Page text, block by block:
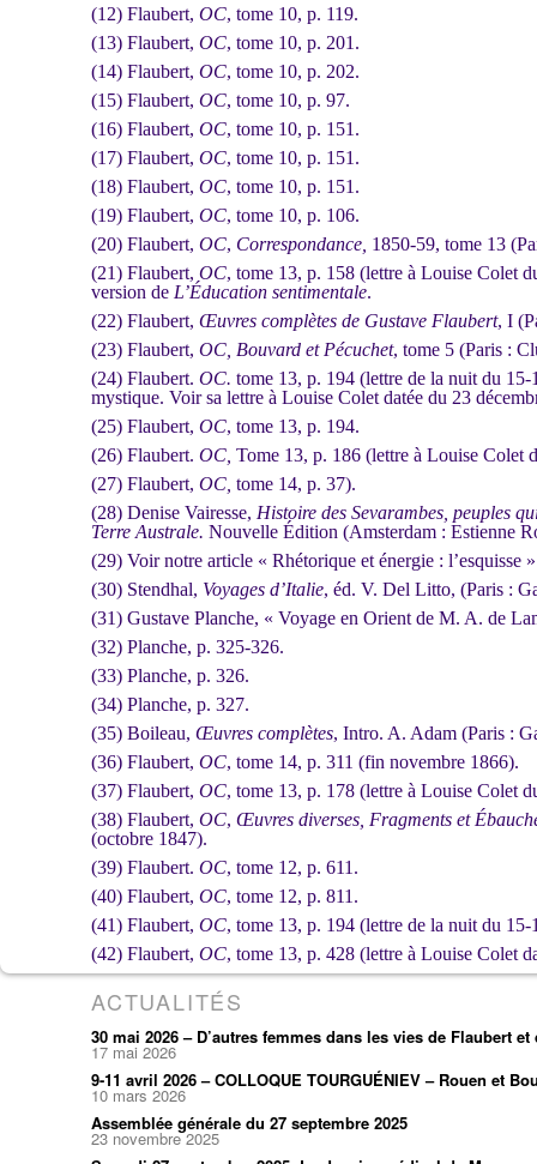
(12) Flaubert, OC, tome 10, p. 119.
(13) Flaubert, OC, tome 10, p. 201.
(14) Flaubert, OC, tome 10, p. 202.
(15) Flaubert, OC, tome 10, p. 97.
(16) Flaubert, OC, tome 10, p. 151.
(17) Flaubert, OC, tome 10, p. 151.
(18) Flaubert, OC, tome 10, p. 151.
(19) Flaubert, OC, tome 10, p. 106.
(20) Flaubert, OC, Correspondance, 1850-59, tome 13
(21) Flaubert, OC, tome 13, p. 158 (lettre à Louise Colet
version de L’Éducation sentimentale.
(22) Flaubert, Œuvres complètes de Gustave Flaubert, I
(23) Flaubert, OC, Bouvard et Pécuchet, tome 5 (Paris :
(24) Flaubert. OC. tome 13, p. 194 (lettre de la nuit du 15-
mystique. Voir sa lettre à Louise Colet datée du 23
(25) Flaubert, OC, tome 13, p. 194.
(26) Flaubert. OC, Tome 13, p. 186 (lettre à Louise Colet
(27) Flaubert, OC, tome 14, p. 37).
(28) Denise Vairesse, Histoire des Sevarambes, peuples
Terre Australe. Nouvelle Édition (Amsterdam : Estienne
(29) Voir notre article « Rhétorique et énergie : l’esquisse
(30) Stendhal, Voyages d’Italie, éd. V. Del Litto, (Paris :
(31) Gustave Planche, « Voyage en Orient de M. A. de
(32) Planche, p. 325-326.
(33) Planche, p. 326.
(34) Planche, p. 327.
(35) Boileau, Œuvres complètes, Intro. A. Adam (Paris :
(36) Flaubert, OC, tome 14, p. 311 (fin novembre 1866).
(37) Flaubert, OC, tome 13, p. 178 (lettre à Louise Colet
(38) Flaubert, OC, Œuvres diverses, Fragments et
(octobre 1847).
(39) Flaubert. OC, tome 12, p. 611.
(40) Flaubert, OC, tome 12, p. 811.
(41) Flaubert, OC, tome 13, p. 194 (lettre de la nuit du
(42) Flaubert, OC, tome 13, p. 428 (lettre à Louise Colet
ACTUALITÉS
30 mai 2026 – D’autres femmes dans les vies de Flaubert et
17 mai 2026
9-11 avril 2026 – COLLOQUE TOURGUÉNIEV – Rouen et
10 mars 2026
Assemblée générale du 27 septembre 2025
23 novembre 2025